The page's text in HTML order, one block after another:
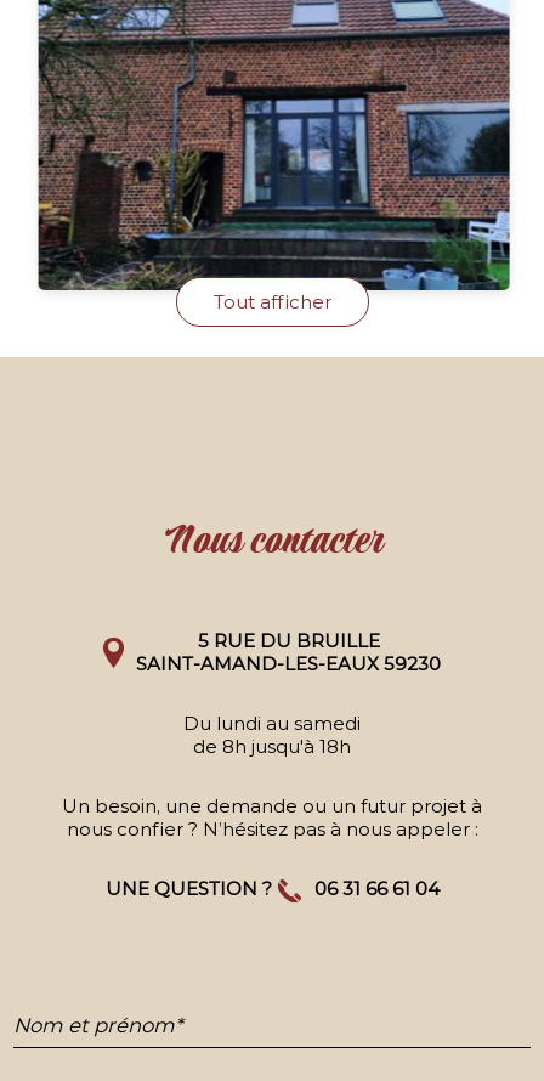
Tout afficher
Nom et prénom*
Nous contacter
5 RUE DU BRUILLE
SAINT-AMAND-LES-EAUX 59230
Du lundi au samedi
de 8h jusqu'à 18h
Un besoin, une demande ou un futur projet à
nous confier ? N’hésitez pas à nous appeler :
UNE QUESTION ? 06 31 66 61 04